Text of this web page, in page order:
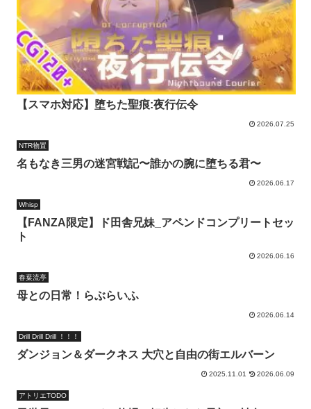
【スマホ対応】堕ちた聖痕:夜行伝令
2026.07.25
NTR物置
名もなき三男の迷宮戦記〜誰かの腕に堕ちる君〜
2026.06.17
Whisp
【FANZA限定】ド田舎兄妹_アペンドコンプリートセッ
ト
2026.06.16
春葉流亭
母との日常！らぶらいふ
2026.06.14
Drill Drill Drill ！！！
ダンジョン＆ダークネス 大穴と自由の街エルバーン
2025.11.01 2026.06.09
アトリエTODO